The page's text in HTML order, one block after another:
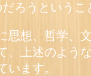
ろうというこ
思想、哲学、
、上述のよう
います。